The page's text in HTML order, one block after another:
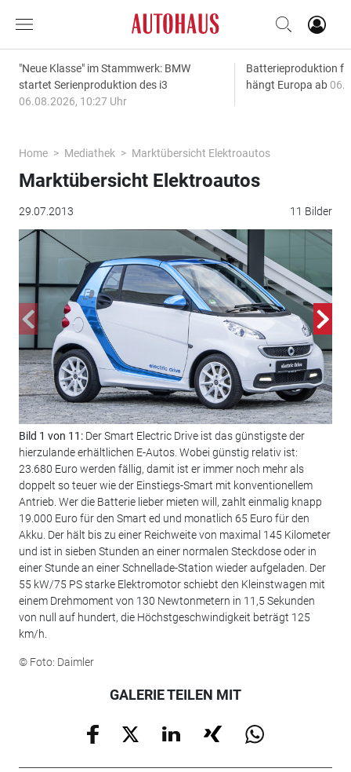
"Neue Klasse" im Stammwerk: BMW
startet Serienproduktion des i3
06.08.2026, 10:27 Uhr
Batterieproduktion
hängt Europa ab
Home Mediathek Marktübersicht Elektroautos
29.07.2013 11 Bilder
Marktübersicht Elektroautos
Bild 1 von 11: Der Smart Electric Drive ist das günstigste der
hierzulande erhältlichen E-Autos. Wobei günstig relativ ist:
23.680 Euro werden fällig, damit ist er immer noch mehr als
doppelt so teuer wie der Einstiegs-Smart mit konventionellem
Antrieb. Wer die Batterie lieber mieten will, zahlt einmalig knapp
19.000 Euro für den Smart ed und monatlich 65 Euro für den
Akku. Der hält bis zu einer Reichweite von maximal 145 Kilometer
und ist in sieben Stunden an einer normalen Steckdose oder in
einer Stunde an einer Schnellade-Station wieder aufgeladen. Der
55 kW/75 PS starke Elektromotor schiebt den Kleinstwagen mit
einem Drehmoment von 130 Newtonmetern in 11,5 Sekunden
von null auf hundert, die Höchstgeschwindigkeit beträgt 125
km/h.
© Foto: Daimler
GALERIE TEILEN MIT